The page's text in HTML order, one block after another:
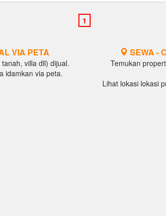
VIA PETA
villa dll) dijual.
idamkan via peta.
SEWA -
Temukan
Lihat lokasi lokasi